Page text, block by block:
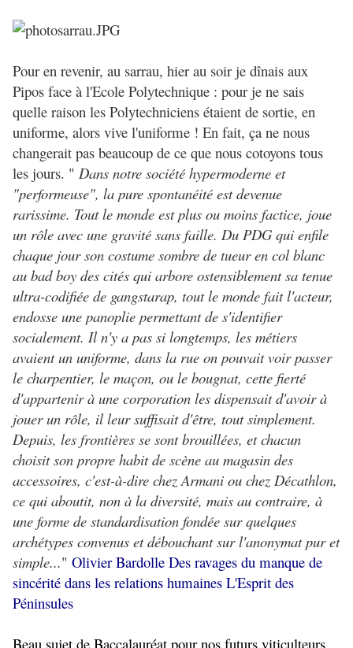
Pour en revenir, au sarrau, hier au soir je dînais aux
Pipos face à l'Ecole Polytechnique : pour je ne sais
quelle raison les Polytechniciens étaient de sortie, en
uniforme, alors vive l'uniforme ! En fait, ça ne nous
changerait pas beaucoup de ce que nous cotoyons tous
les jours. " Dans notre société hypermoderne et
"performeuse", la pure spontanéité est devenue
rarissime. Tout le monde est plus ou moins factice, joue
un rôle avec une gravité sans faille. Du PDG qui enfile
chaque jour son costume sombre de tueur en col blanc
au bad boy des cités qui arbore ostensiblement sa tenue
ultra-codifiée de gangstarap, tout le monde fait l'acteur,
endosse une panoplie permettant de s'identifier
socialement. Il n'y a pas si longtemps, les métiers
avaient un uniforme, dans la rue on pouvait voir passer
le charpentier, le maçon, ou le bougnat, cette fierté
d'appartenir à une corporation les dispensait d'avoir à
jouer un rôle, il leur suffisait d'être, tout simplement.
Depuis, les frontières se sont brouillées, et chacun
choisit son propre habit de scène au magasin des
accessoires, c'est-à-dire chez Armani ou chez Décathlon,
ce qui aboutit, non à la diversité, mais au contraire, à
une forme de standardisation fondée sur quelques
archétypes convenus et débouchant sur l'anonymat pur et
simple..." Olivier Bardolle Des ravages du manque de
sincérité dans les relations humaines L'Esprit des
Péninsules
Beau sujet de Baccalauréat pour nos futurs viticulteurs